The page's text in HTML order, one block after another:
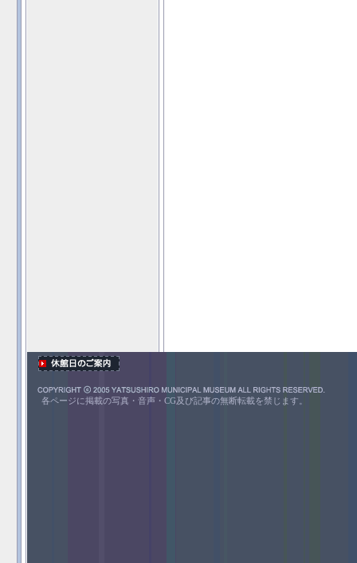
各ページに掲載の写真・音声・CG及び記事の無断転載を禁じます。